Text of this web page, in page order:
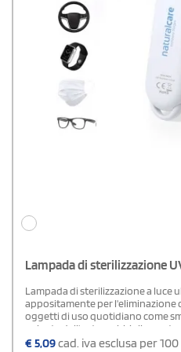
Lampada di sterilizzazione
Lampada di sterilizzazione a luce
appositamente per l'eliminazione
oggetti di uso quotidiano come
volante dall'auto o abbigliamento.
la lampada sterilizzatrice
€5,09cad. iva esclusa per